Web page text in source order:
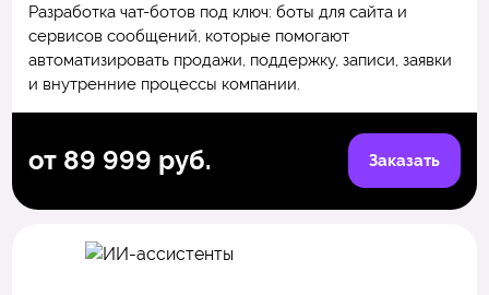
Разработка чат-ботов под ключ: боты для сайта и
сервисов сообщений, которые помогают
автоматизировать продажи, поддержку, записи, заявки
и внутренние процессы компании.
от 89 999 руб. Заказать